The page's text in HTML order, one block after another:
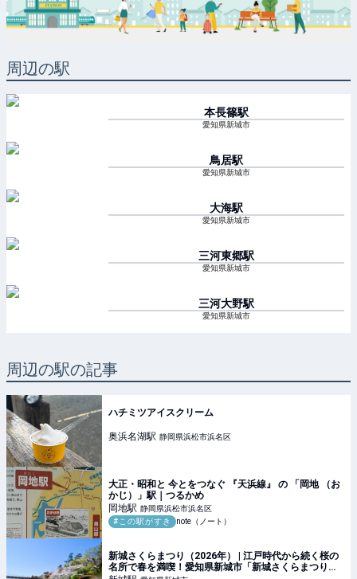
周辺の駅
本長篠駅
愛知県新城市
鳥居駅
愛知県新城市
大海駅
愛知県新城市
三河東郷駅
愛知県新城市
三河大野駅
愛知県新城市
周辺の駅の記事
ハチミツアイスクリーム
奥浜名湖駅 静岡県浜松市浜名区
大正・昭和と 今とをつなぐ 『天浜線』 の 「岡地 （お
かじ）」駅｜つるかめ
岡地駅 静岡県浜松市浜名区
#この駅がすき
note（ノート）
新城さくらまつり（2026年） | 江戸時代から続く桜の
名所で春を満喫！愛知県新城市「新城さくらまつり」